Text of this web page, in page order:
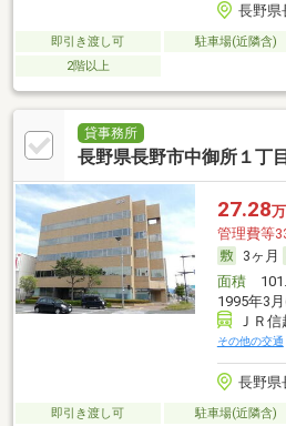
長野県
即引き渡し可 駐車場(近隣含)
2階以上
貸事務所
長野県長野市中御所１丁目
27.28
管理費等
3ヶ月
面積
1995年3
ＪＲ
その他の交通
長野県
即引き渡し可 駐車場(近隣含)